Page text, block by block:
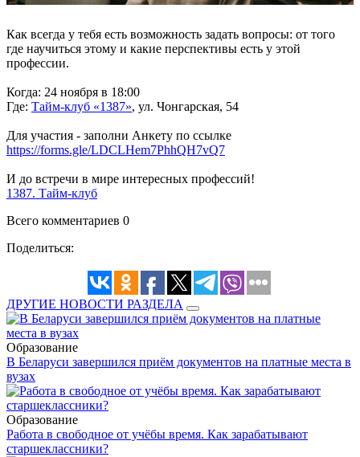
Как всегда у тебя есть возможность задать вопросы: от того
где научиться этому и какие перспективы есть у этой
профессии.
Когда: 24 ноября в 18:00
Где: Тайм-клуб «1387», ул. Чонгарская, 54
Для участия - заполни Анкету по ссылке
https://forms.gle/LDCLHem7PhhQH7vQ7
И до встречи в мире интересных профессий!
1387. Тайм-клуб
Всего комментариев 0
Поделиться:
ДРУГИЕ НОВОСТИ РАЗДЕЛА
Образование
В Беларуси завершился приём документов на платные места в
вузах
Образование
Работа в свободное от учёбы время. Как зарабатывают
старшеклассники?